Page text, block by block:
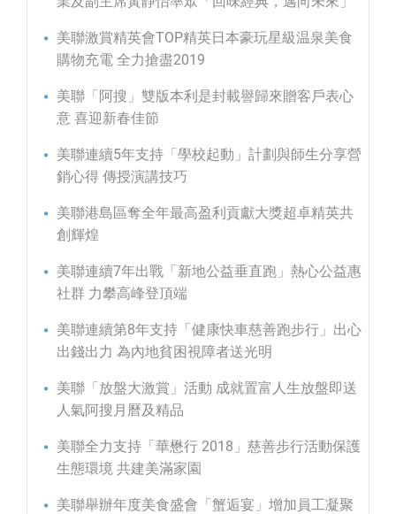
美聯激賞精英會TOP精英日本豪玩星級温泉美食
購物充電 全力搶盡2019
美聯「阿搜」雙版本利是封載譽歸來贈客戶表心
意 喜迎新春佳節
美聯連續5年支持「學校起動」計劃與師生分享營
銷心得 傳授演講技巧
美聯港島區奪全年最高盈利貢獻大獎超卓精英共
創輝煌
美聯連續7年出戰「新地公益垂直跑」熱心公益惠
社群 力攀高峰登頂端
美聯連續第8年支持「健康快車慈善跑步行」出心
出錢出力 為內地貧困視障者送光明
美聯「放盤大激賞」活動 成就置富人生放盤即送
人氣阿搜月曆及精品
美聯全力支持「華懋行 2018」慈善步行活動保護
生態環境 共建美滿家園
美聯舉辦年度美食盛會「蟹逅宴」增加員工凝聚